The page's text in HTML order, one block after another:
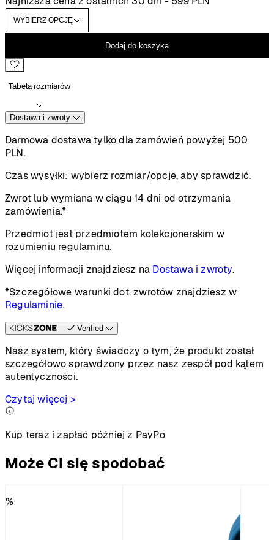
Dodaj do koszyka
Tabela rozmiarów
Dostawa i zwroty
Darmowa dostawa tylko dla zamówień powyżej 500
PLN.
Czas wysyłki: wybierz rozmiar/opcje, aby sprawdzić.
Zwrot lub wymiana w ciągu 14 dni od otrzymania
zamówienia.*
Przedmiot jest przedmiotem kolekcjonerskim w
rozumieniu regulaminu.
Więcej informacji znajdziesz na Dostawa i zwroty.
*Szczegółowe warunki dot. zwrotów znajdziesz w
Regulaminie.
Verified
Nasz system, który świadczy o tym, że produkt został
szczegółowo sprawdzony przez nasz zespół pod kątem
autentyczności.
Czytaj więcej >
Kup teraz i zapłać później z PayPo
Może Ci się spodobać